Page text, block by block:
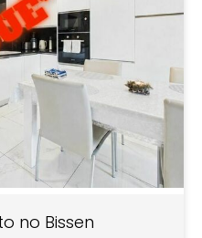
no Bissen